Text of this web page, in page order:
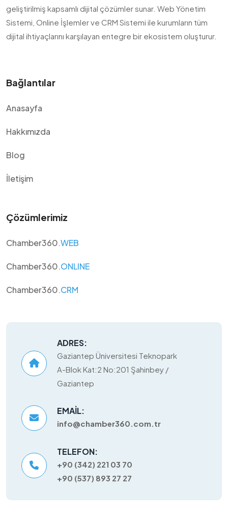
geliştirilmiş kapsamlı dijital çözümler sunar. Web Yönetim
Sistemi, Online İşlemler ve CRM Sistemi ile kurumların tüm
dijital ihtiyaçlarını karşılayan entegre bir ekosistem oluşturur.
Bağlantılar
Anasayfa
Hakkımızda
Blog
İletişim
Çözümlerimiz
Chamber360.WEB
Chamber360.ONLINE
Chamber360.CRM
ADRES:
Gaziantep Üniversitesi Teknopark
A-Blok Kat:2 No:201 Şahinbey /
Gaziantep
EMAIL:
info@chamber360.com.tr
TELEFON:
+90 (342) 221 03 70
+90 (537) 893 27 27